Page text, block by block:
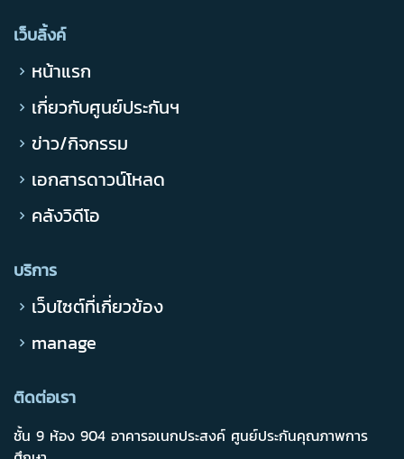
เว็บลิ้งค์
หน้าแรก
เกี่ยวกับศูนย์ประกันฯ
ข่าว/กิจกรรม
เอกสารดาวน์โหลด
คลังวิดีโอ
บริการ
เว็บไซต์ที่เกี่ยวข้อง
manage
ติดต่อเรา
ชั้น 9 ห้อง 904 อาคารอเนกประสงค์ ศูนย์ประกันคุณภาพการ